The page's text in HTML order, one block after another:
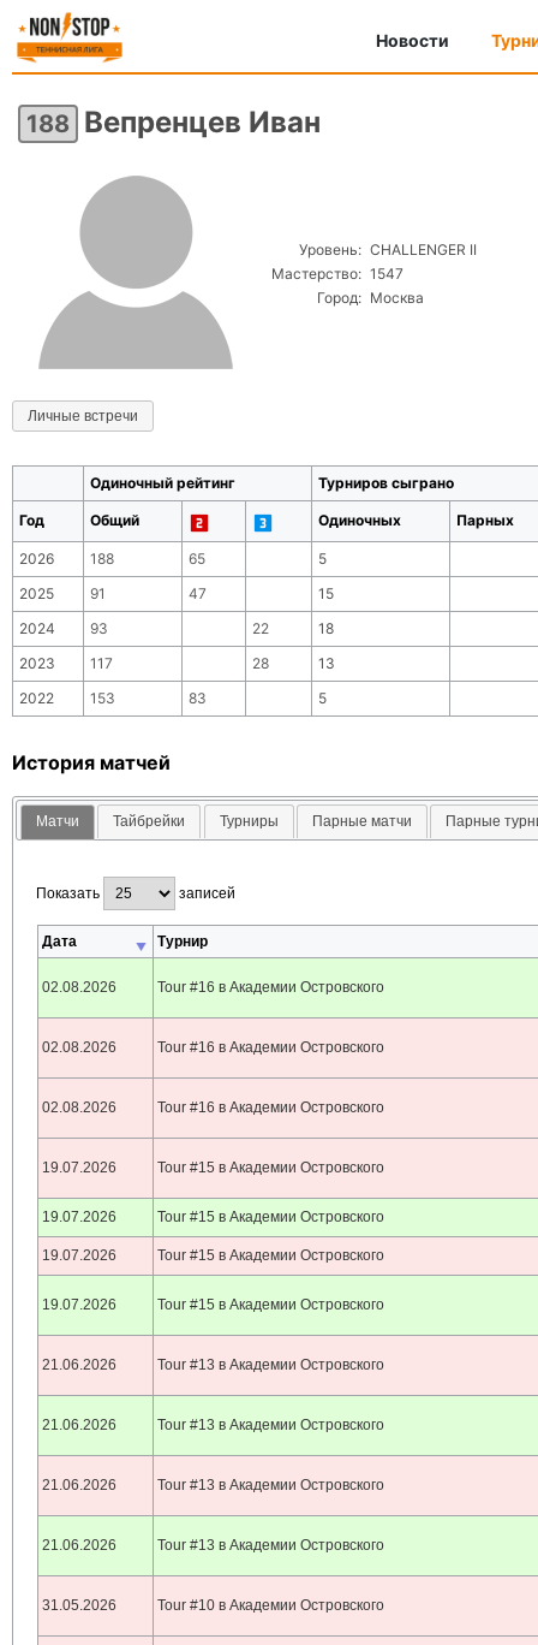
Новости
188 Вепренцев Иван
Уровень: CHALLENGER II
Мастерство: 1547
Город: Москва
Личные встречи
Одиночный рейтинг Турниров сыграно
Год Общий Одиночных Парных
2026 188 65
5
2025
91 47
15
2024
93 22
18
2023
117 28
13
2022
153 83 5
История матчей
Матчи Тайбрейки Турниры Парные матчи Парные
Показать записей
Дата Турнир
02.08.2026 Tour #16 в Академии Островского
02.08.2026 Tour #16 в Академии Островского
02.08.2026 Tour #16 в Академии Островского
19.07.2026 Tour #15 в Академии Островского
19.07.2026 Tour #15 в Академии Островского
19.07.2026 Tour #15 в Академии Островского
19.07.2026 Tour #15 в Академии Островского
21.06.2026 Tour #13 в Академии Островского
21.06.2026 Tour #13 в Академии Островского
21.06.2026 Tour #13 в Академии Островского
21.06.2026 Tour #13 в Академии Островского
31.05.2026 Tour #10 в Академии Островского